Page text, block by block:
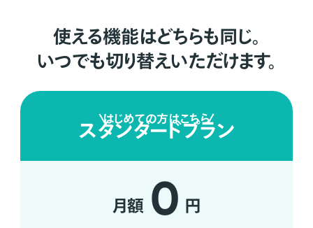
使える機能はどちらも同じ。
いつでも切り替えいただけます。
はじめての方はこちら
スタンダードプラン
月額 0 円